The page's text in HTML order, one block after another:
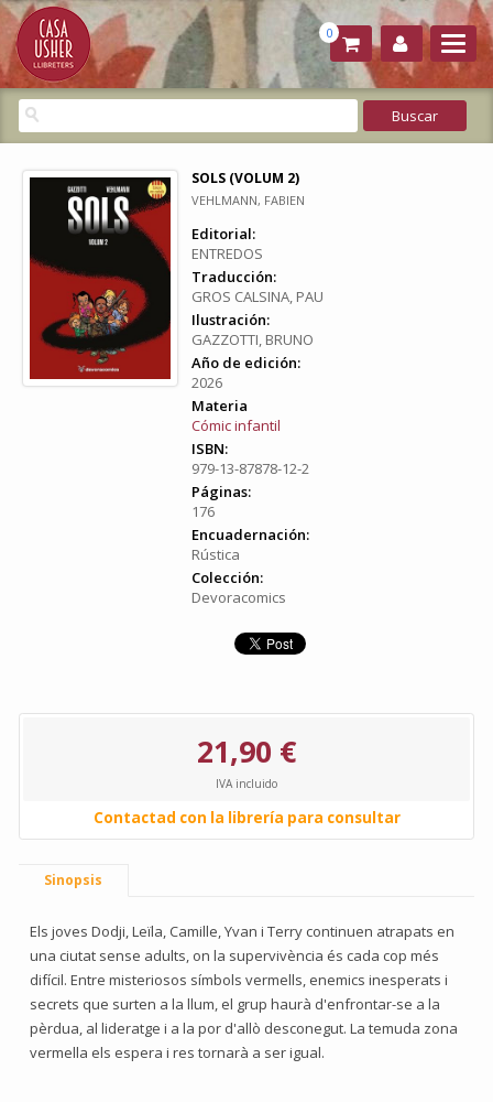
0
SOLS (VOLUM 2)
VEHLMANN, FABIEN
Editorial:
ENTREDOS
Traducción:
GROS CALSINA, PAU
Ilustración:
GAZZOTTI, BRUNO
Año de edición:
2026
Materia
Cómic infantil
ISBN:
979-13-87878-12-2
Páginas:
176
Encuadernación:
Rústica
Colección:
Devoracomics
21,90 €
IVA incluido
Contactad con la librería para consultar
Sinopsis
Els joves Dodji, Leïla, Camille, Yvan i Terry continuen atrapats en
una ciutat sense adults, on la supervivència és cada cop més
difícil. Entre misteriosos símbols vermells, enemics inesperats i
secrets que surten a la llum, el grup haurà d'enfrontar-se a la
pèrdua, al lideratge i a la por d'allò desconegut. La temuda zona
vermella els espera i res tornarà a ser igual.